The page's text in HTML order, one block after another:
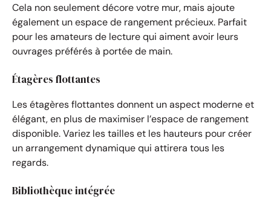
Cela non seulement décore votre mur, mais ajoute
également un espace de rangement précieux. Parfait
pour les amateurs de lecture qui aiment avoir leurs
ouvrages préférés à portée de main.
Étagères flottantes
Les étagères flottantes donnent un aspect moderne et
élégant, en plus de maximiser l’espace de rangement
disponible. Variez les tailles et les hauteurs pour créer
un arrangement dynamique qui attirera tous les
regards.
Bibliothèque intégrée